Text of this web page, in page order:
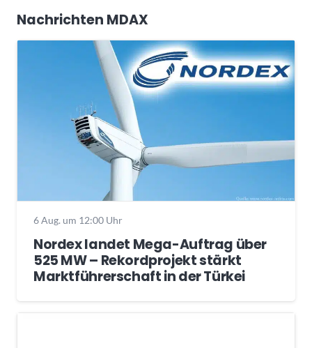
Nachrichten MDAX
6 Aug. um 12:00 Uhr
Nordex landet Mega-Auftrag über
525 MW – Rekordprojekt stärkt
Marktführerschaft in der Türkei